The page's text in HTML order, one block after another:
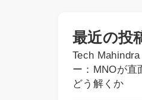
最近の投
Tech
ー：MNOが直
どう解くか